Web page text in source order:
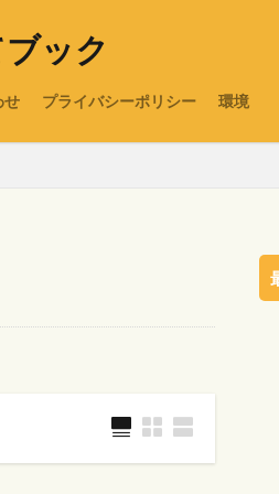
ック
せ プライバシーポリシー 環境